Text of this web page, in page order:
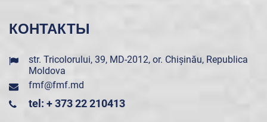
КОНТАКТЫ
str. Tricolorului, 39, MD-2012, or. Chișinău, Republica
Moldova
fmf@fmf.md
tel: + 373 22 210413